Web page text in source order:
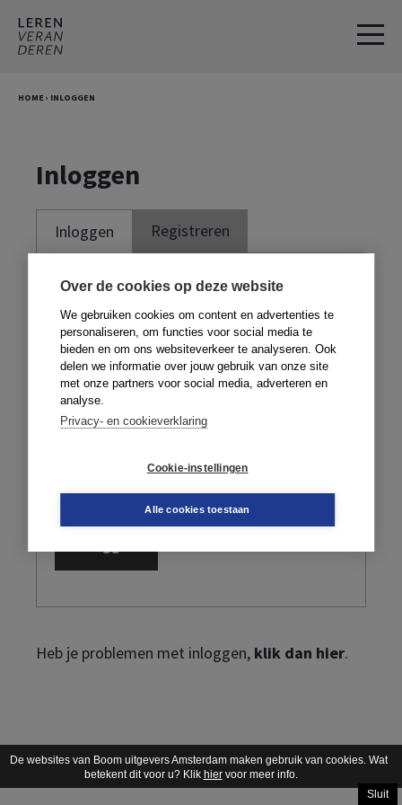
De websites van Boom uitgevers Amsterdam maken gebruik van cookies. Wat
betekent dit voor u? Klik hiervoor meer info.
Sluit
Over de cookies op deze website
We gebruiken cookies om content en advertenties te
personaliseren, om functies voor social media te
bieden en om ons websiteverkeer te analyseren. Ook
delen we informatie over jouw gebruik van onze site
met onze partners voor social media, adverteren en
analyse.
Privacy- en cookieverklaring
Cookie-instellingen
Alle cookies toestaan
naar
naar
HOME› INLOGGEN
Inloggen
Inloggen Registreren
Je moet ingelogd zijn om deze website te
kunnen gebruiken. Om te kunnen inloggen,
moet je je registreren met de code voor in
je boek. Heb je geen boek, klik dan hier.
Ik ben mijn wachtwoord vergeten
Heb je problemen met inloggen, klik dan hier.